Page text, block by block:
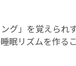
グ」を覚えられ
リズムを作るこ